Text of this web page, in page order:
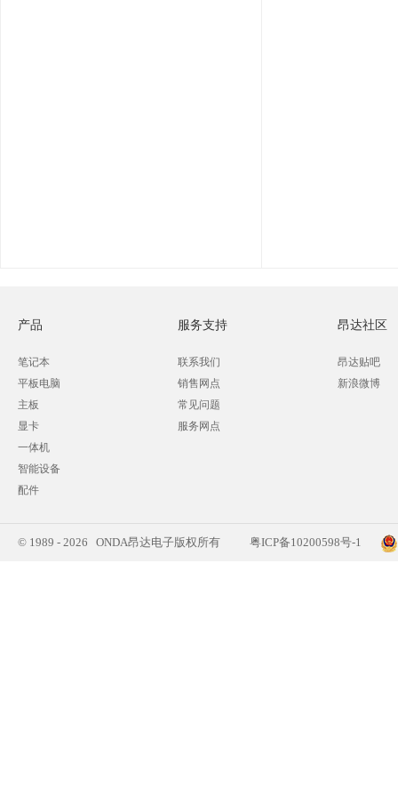
产品
笔记本
平板电脑
主板
显卡
一体机
智能设备
配件
服务支持
联系我们
销售网点
常见问题
服务网点
昂达社区
昂达贴吧
新浪微博
© 1989 - 2026 ONDA昂达电子版权所有 粤ICP备10200598号-1